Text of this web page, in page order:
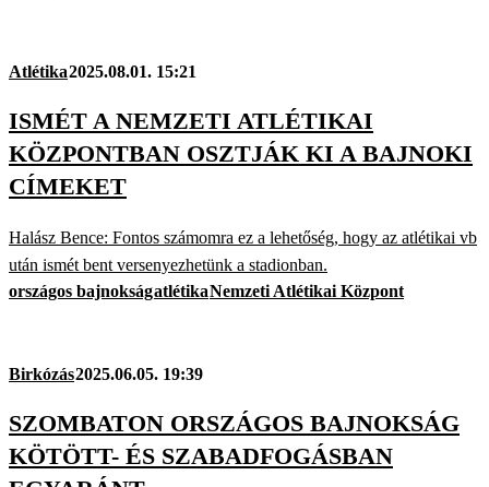
Atlétika2025.08.01. 15:21
ISMÉT A NEMZETI ATLÉTIKAI
KÖZPONTBAN OSZTJÁK KI A BAJNOKI
CÍMEKET
Halász Bence: Fontos számomra ez a lehetőség, hogy az atlétikai vb
után ismét bent versenyezhetünk a stadionban.
országos bajnokságatlétikaNemzeti Atlétikai Központ
Birkózás2025.06.05. 19:39
SZOMBATON ORSZÁGOS BAJNOKSÁG
KÖTÖTT- ÉS SZABADFOGÁSBAN